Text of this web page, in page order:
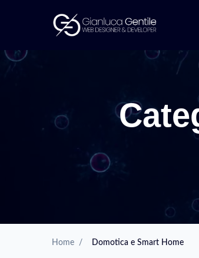
Home / Domotica e Smart Home